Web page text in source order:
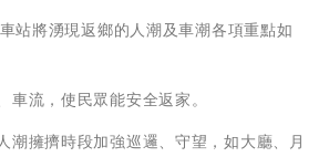
站將湧現返鄉的人潮及車潮各項重點如
車流，使民眾能安全返家。
潮擁擠時段加強巡邏、守望，如大廳、月